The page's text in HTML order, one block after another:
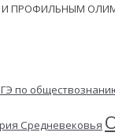
И ПРОФИЛЬНЫМ
по
Средневековья